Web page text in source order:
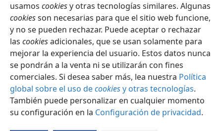
usamos cookiesy otras tecnologías similares. Algunas
cookiesson necesarias para que el sitio web funcione,
y no se pueden rechazar. Puede aceptar o rechazar
las cookiesadicionales, que se usan solamente para
mejorar la experiencia del usuario. Estos datos nunca
se pondrán a la venta ni se utilizarán con fines
comerciales. Si desea saber más, lea nuestra Política
global sobre el uso decookiesy otras tecnologías.
También puede personalizar en cualquier momento
su configuración en la Configuración de privacidad.
Español Compartir Configuración
Copyright © 2026 Watch Tower Bible and Tract Society of Pennsylvania
Condiciones de uso
Política de privacidad
Configuración de privacidad
JW.ORG Iniciar sesión